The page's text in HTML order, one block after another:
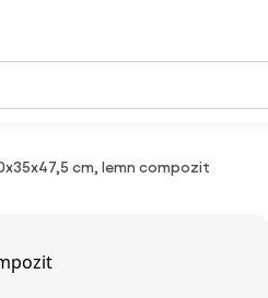
cm, lemn compozit